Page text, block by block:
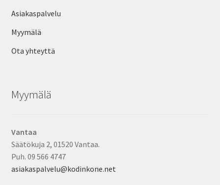
Asiakaspalvelu
Myymälä
Ota yhteyttä
Myymälä
Vantaa
Säätökuja 2, 01520 Vantaa.
Puh. 09 566 4747
asiakaspalvelu@kodinkone.net